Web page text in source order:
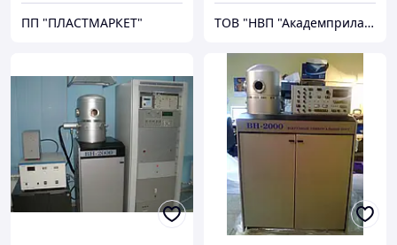
ПП "ПЛАСТМАРКЕТ" ТОВ "НВП "Академприлад"